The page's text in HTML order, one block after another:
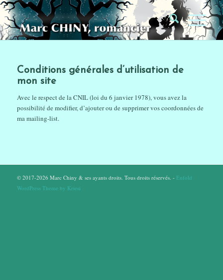
Conditions générales d’utilisation de
mon site
Avec le respect de la CNIL (loi du 6 janvier 1978), vous avez la
possibilité de modifier, d’ajouter ou de supprimer vos coordonnées de
ma mailing-list.
© 2017-2026 Marc Chiny & ses ayants droits. Tous droits réservés. - Enfold
WordPress Theme by Kriesi